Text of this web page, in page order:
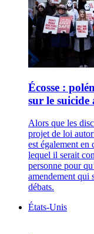
Écosse :
sur le suicide
Alors que les
projet de loi
est également en
lequel il serait
personne pour
amendement qui
débats.
États-Unis